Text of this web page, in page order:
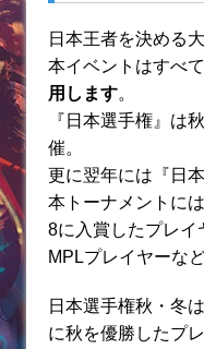
日本王者を決める
本イベントはすべて
用します。
『日本選手権』は
催。
更に翌年には『日
本トーナメントに
8に入賞したプレイ
MPLプレイヤーな
日本選手権秋・冬
に秋を優勝したプ